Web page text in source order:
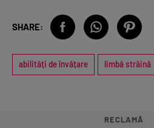
SHARE:
abilități de învățare limbă străină
RECLAMĂ